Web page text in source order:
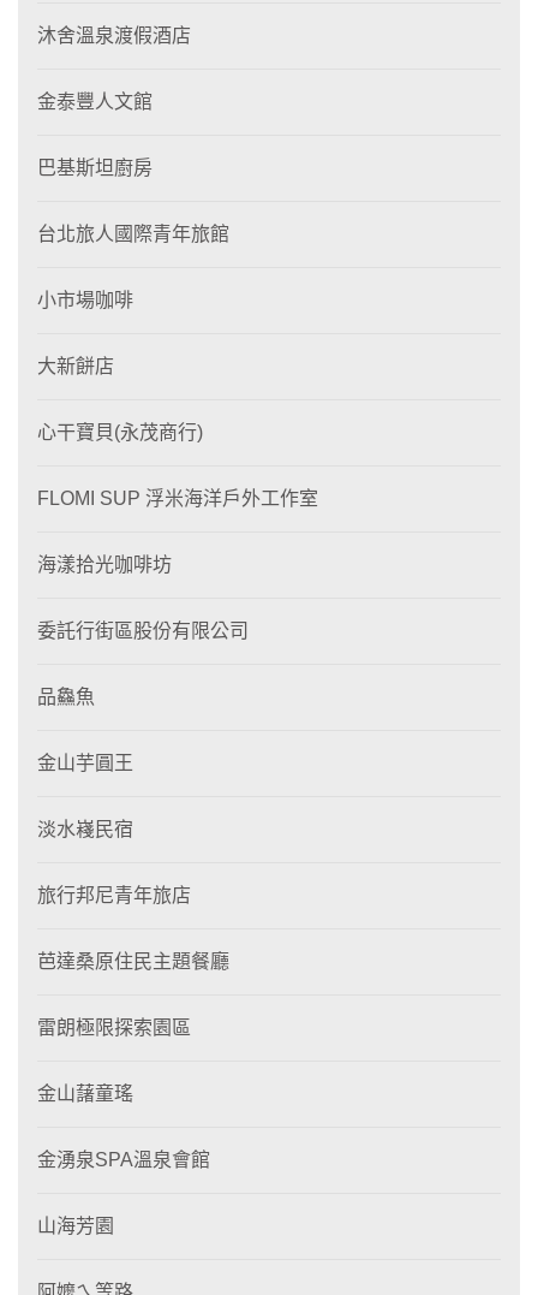
沐舍溫泉渡假酒店
金泰豐人文館
巴基斯坦廚房
台北旅人國際青年旅館
小市場咖啡
大新餅店
心干寶貝(永茂商行)
FLOMI SUP 浮米海洋戶外工作室
海漾拾光咖啡坊
委託行街區股份有限公司
品鱻魚
金山芋圓王
淡水嶘民宿
旅行邦尼青年旅店
芭達桑原住民主題餐廳
雷朗極限探索園區
金山藷童瑤
金湧泉SPA溫泉會館
山海芳園